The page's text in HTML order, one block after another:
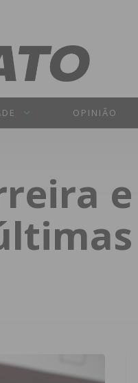
OPINIÃO